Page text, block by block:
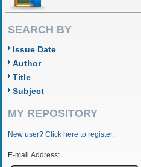
SEARCH BY
Issue Date
Author
Title
Subject
MY REPOSITORY
New user? Click here to register.
E-mail Address: